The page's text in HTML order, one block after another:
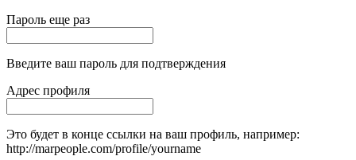
Пароль еще раз
Введите ваш пароль для подтверждения
Адрес профиля
Это будет в конце ссылки на ваш профиль, например:
http://marpeople.com/profile/yourname